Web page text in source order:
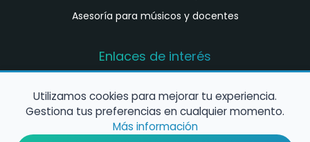
Asesoría para músicos y docentes
Enlaces de interés
música en España
Configura alertas de empleo
Utilizamos cookies para mejorar tu experiencia.
Gestiona tus preferencias en cualquier momento.
Más información